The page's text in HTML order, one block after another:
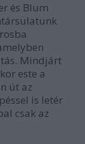
és Blum
Mindjárt
este a
út az
is letér
csak az